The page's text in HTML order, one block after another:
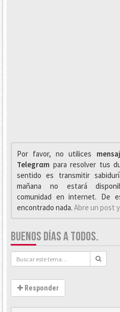
Por favor, no utilices
Telegrαm para resolver tus
sentido es transmitir
mañana no estará
comunidad en internet. De
encontrado nada. Abre un post
BUENOS DÍAS A TODOS.
Responder